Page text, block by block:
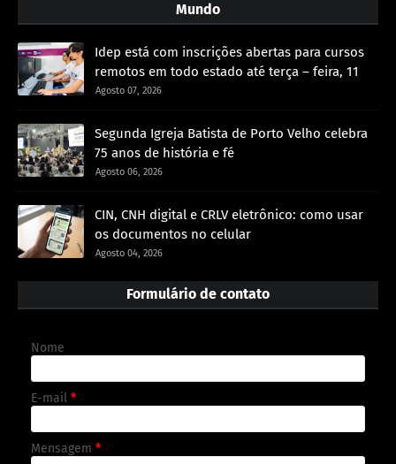
Mundo
Idep está com inscrições abertas para cursos
remotos em todo estado até terça – feira, 11
Agosto 07, 2026
Segunda Igreja Batista de Porto Velho celebra
75 anos de história e fé
Agosto 06, 2026
CIN, CNH digital e CRLV eletrônico: como usar
os documentos no celular
Agosto 04, 2026
Formulário de contato
Nome
E-mail *
Mensagem *